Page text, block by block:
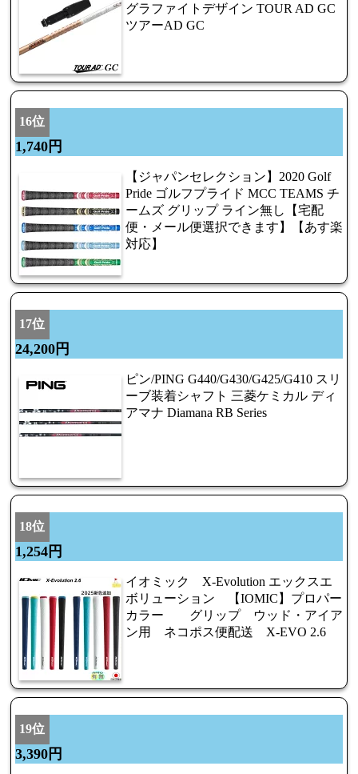
グラファイトデザイン TOUR AD GC
ツアーAD GC
16位
1,740円
【ジャパンセレクション】2020 Golf
Pride ゴルフプライド MCC TEAMS チ
ームズ グリップ ライン無し【宅配
便・メール便選択できます】【あす楽
対応】
17位
24,200円
ピン/PING G440/G430/G425/G410 スリ
ーブ装着シャフト 三菱ケミカル ディ
アマナ Diamana RB Series
18位
1,254円
イオミック X-Evolution エックスエ
ボリューション 【IOMIC】プロパー
カラー グリップ ウッド・アイア
ン用 ネコポス便配送 X-EVO 2.6
19位
3,390円